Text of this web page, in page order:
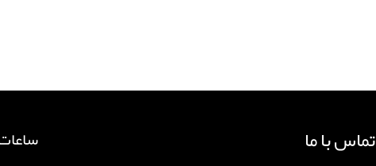
تماس با ما